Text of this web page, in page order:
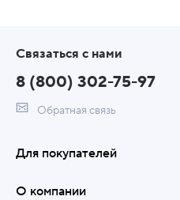
Связаться с нами
8 (800) 302-75-97
Обратная связь
Для покупателей
О компании